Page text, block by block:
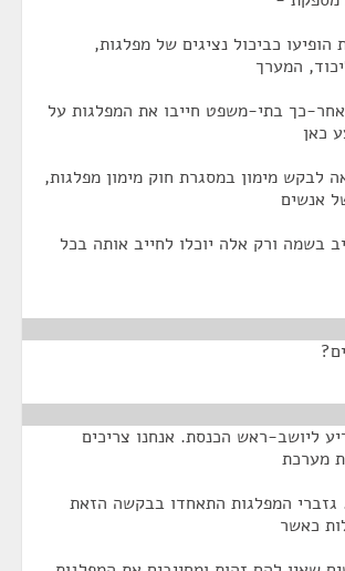
כביכול נציגים של מפלגות,
המערך
כך בתי-משפט חייבו את המפלגות על
כאן
לבקש מימון במסגרת חוק מימון מפלגות,
אנשים
בשמה ורק אלה יוכלו לחייב אותה בכל
ליושב-ראש הכנסת. אנחנו צריכים
מערכת
גזברי המפלגות התאחדו בבקשה הזאת
כאשר